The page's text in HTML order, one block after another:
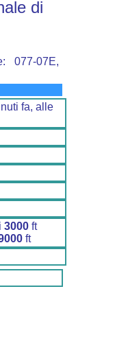
di
077-07E,
fa, alle
3000ft
ft